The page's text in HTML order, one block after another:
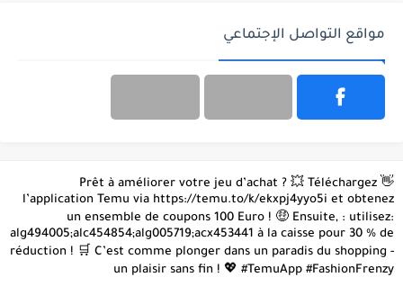
مواقع التواصل الإجتماعي
👋 Prêt à améliorer votre jeu d’achat ? 💥 Téléchargez
l’application Temu via https://temu.to/k/ekxpj4yyo5i et obtenez
un ensemble de coupons 100 Euro ! 🤑 Ensuite, : utilisez:
alg494005;alc454854;alg005719;acx453441 à la caisse pour 30 % de
réduction ! 🛒 C’est comme plonger dans un paradis du shopping -
un plaisir sans fin ! 💖 #TemuApp #FashionFrenzy